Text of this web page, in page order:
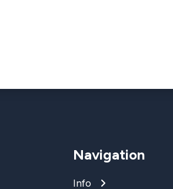
Navigation
Info